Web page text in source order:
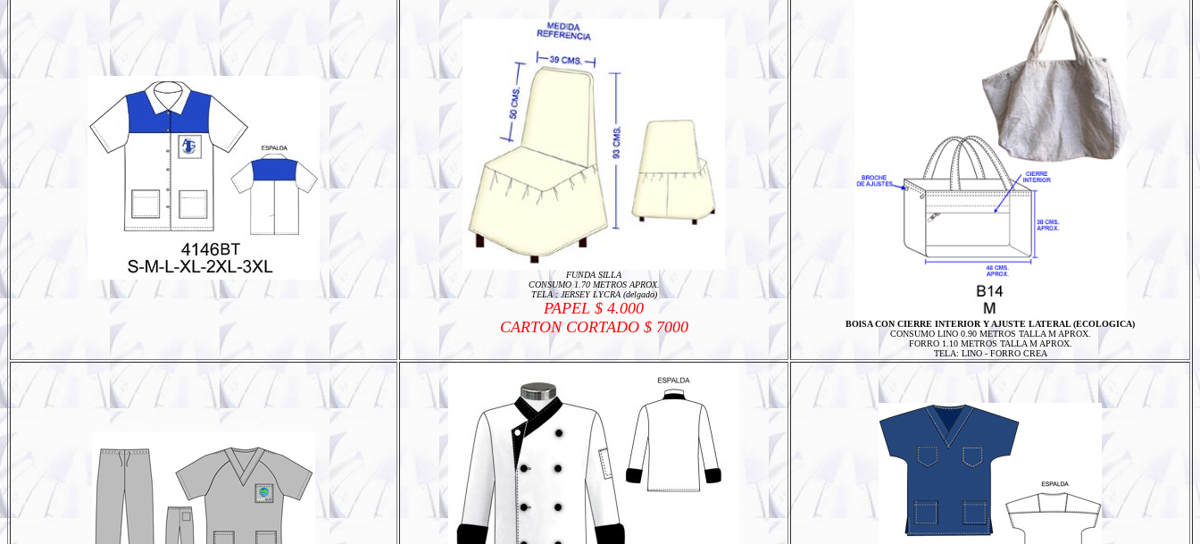
FUNDA SILLA
CONSUMO 1.70 METROS APROX.
TELA : JERSEY LYCRA (delgado)
PAPEL $ 4.000
CARTON CORTADO $ 7000
BOlSA CON CIERRE INTERIOR Y AJUSTE LATERAL (ECOLOGICA)
CONSUMO LINO 0.90 METROS TALLA M APROX.
FORRO 1.10 METROS TALLA M APROX.
TELA: LINO - FORRO CREA